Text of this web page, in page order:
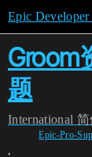
Epic
Groom
题
International 简
Epic-Pro-
,